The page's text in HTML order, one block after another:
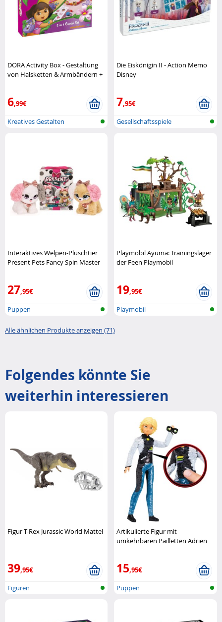
DORA Activity Box - Gestaltung
von Halsketten & Armbändern +
6,99€
Kreatives Gestalten
Die Eiskönigin II - Action Memo
Disney
7,95€
Gesellschaftsspiele
Interaktives Welpen-Plüschtier
Present Pets Fancy Spin Master
27,95€
Puppen
Playmobil Ayuma: Trainingslager
der Feen Playmobil
19,95€
Playmobil
Alle ähnlichen Produkte anzeigen (71)
Folgendes könnte Sie
weiterhin interessieren
Figur T-Rex Jurassic World Mattel
39,95€
Figuren
Artikulierte Figur mit
umkehrbaren Pailletten Adrien
15,95€
Puppen